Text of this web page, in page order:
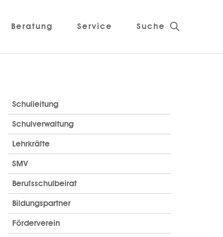
Beratung Service Suche
Schulleitung
Schulverwaltung
Lehrkräfte
SMV
Berufsschulbeirat
Bildungspartner
Förderverein